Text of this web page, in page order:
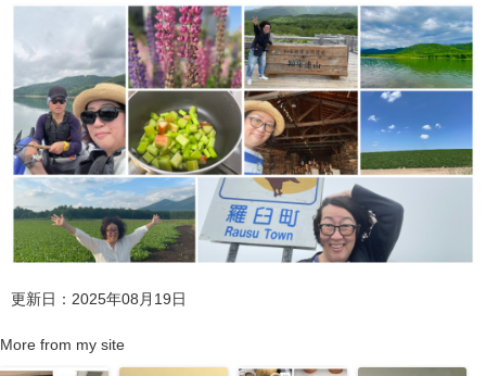
更新日：2025年08月19日
More from my site